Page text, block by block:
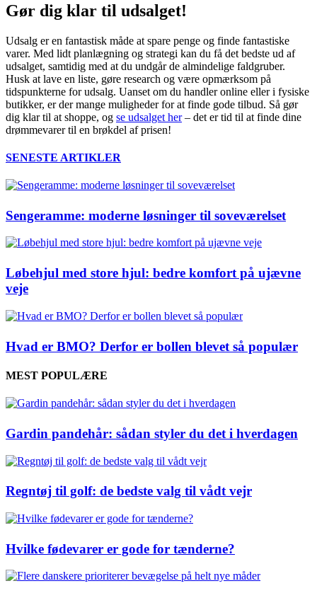
Gør dig klar til udsalget!
Udsalg er en fantastisk måde at spare penge og finde fantastiske
varer. Med lidt planlægning og strategi kan du få det bedste ud af
udsalget, samtidig med at du undgår de almindelige faldgruber.
Husk at lave en liste, gøre research og være opmærksom på
tidspunkterne for udsalg. Uanset om du handler online eller i fysiske
butikker, er der mange muligheder for at finde gode tilbud. Så gør
dig klar til at shoppe, og se udsalget her– det er tid til at finde dine
drømmevarer til en brøkdel af prisen!
SENESTE ARTIKLER
Sengeramme: moderne løsninger til soveværelset
Løbehjul med store hjul: bedre komfort på ujævne
veje
Hvad er BMO? Derfor er bollen blevet så populær
MEST POPULÆRE
Gardin pandehår: sådan styler du det i hverdagen
Regntøj til golf: de bedste valg til vådt vejr
Hvilke fødevarer er gode for tænderne?